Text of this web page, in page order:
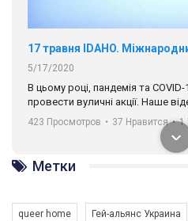
5/17/2020
В цьому році, пандемія та
провести вуличні акції. Наше
навіть коли ми у різних містах
разом. Ми закликаємо всіх хто
солідарності, приєднатися до
ГАУ є в 16 областях України.
Разом наш голос лунає гучніше!
423 Просмотров • 37 Нравится • 1
Метки
queer home Гей-альянс Украина